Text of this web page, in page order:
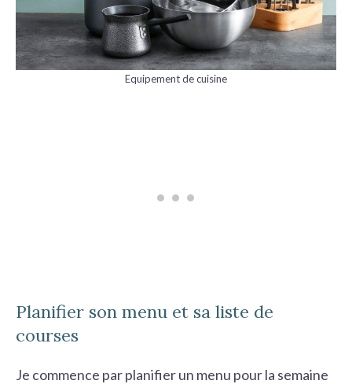
Equipement de cuisine
Planifier son menu et sa liste de
courses
Je commence par planifier un menu pour la semaine